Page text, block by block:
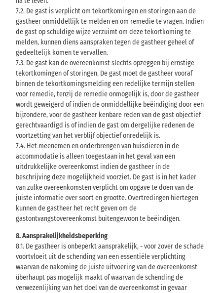
7.2. De gast is verplicht om tekortkomingen en storingen aan de
gastheer onmiddellijk te melden en om remedie te vragen. Indien
de gast op schuldige wijze verzuimt om deze tekortkoming te
melden, kunnen diens aanspraken tegen de gastheer geheel of
gedeeltelijk komen te vervallen.
7.3. De gast kan de overeenkomst slechts opzeggen bij ernstige
tekortkomingen of storingen. De gast moet de gastheer vooraf
binnen de tekortkomingsmelding een redelijke termijn stellen
voor remedie, tenzij de remedie onmogelijk is, door de gastheer
wordt geweigerd of indien de onmiddellijke beëindiging door een
bijzondere, voor de gastheer kenbare reden van de gast objectief
gerechtvaardigd is of indien de gast om dergelijke redenen de
voortzetting van het verblijf objectief onredelijk is.
7.4. Het meenemen en onderbrengen van huisdieren in de
accommodatie is alleen toegestaan in het geval van een
uitdrukkelijke overeenkomst indien de gastheer in de
beschrijving deze mogelijkheid voorziet. De gast is in het kader
van zulke overeenkomsten verplicht om opgave te doen van de
juiste informatie over soort en grootte. Overtredingen hiertegen
kunnen de gastheer het recht geven om de
gastontvangstovereenkomst buitengewoon te beëindigen.
8. Aansprakelijkheidsbeperking
8.1. De gastheer is onbeperkt aansprakelijk, - voor zover de schade
voortvloeit uit de schending van een essentiële verplichting
waarvan de nakoming de juiste uitvoering van de overeenkomst
überhaupt pas mogelijk maakt of waarvan de schending de
verwezenlijking van het doel van de overeenkomst in gevaar